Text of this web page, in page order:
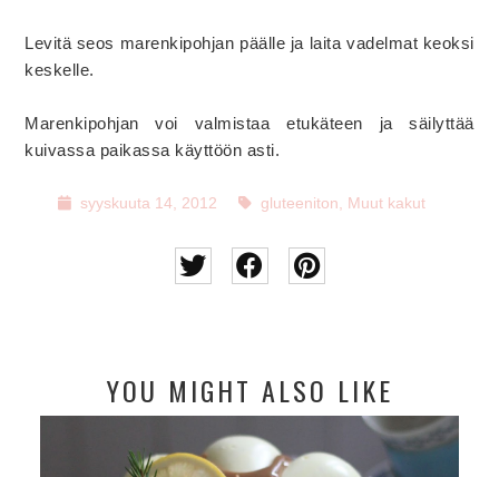
Levitä seos marenkipohjan päälle ja laita vadelmat keoksi
keskelle.
Marenkipohjan voi valmistaa etukäteen ja säilyttää
kuivassa paikassa käyttöön asti.
syyskuuta 14, 2012 gluteeniton Muut kakut
YOU MIGHT ALSO LIKE